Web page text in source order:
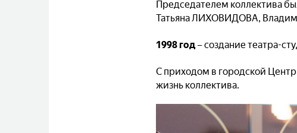
Председателем коллектива
Татьяна ЛИХОВИДОВА,
1998 год – создание театра-
С приходом в городской
жизнь коллектива.